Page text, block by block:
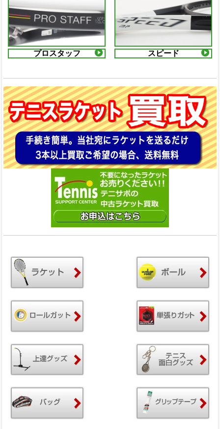
プロスタッフ スピード